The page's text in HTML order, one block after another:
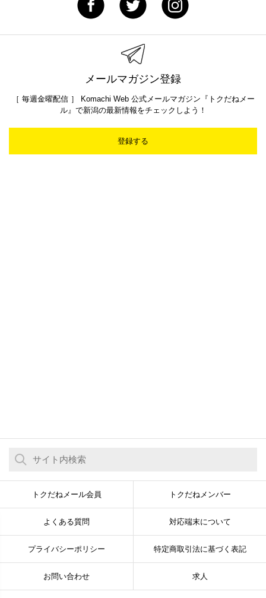
メールマガジン登録
［ 毎週金曜配信 ］ Komachi Web 公式メールマガジン『トクだねメー
ル』で新潟の最新情報をチェックしよう！
登録する
トクだねメール会員 トクだねメンバー
よくある質問 対応端末について
プライバシーポリシー 特定商取引法に基づく表記
お問い合わせ 求人